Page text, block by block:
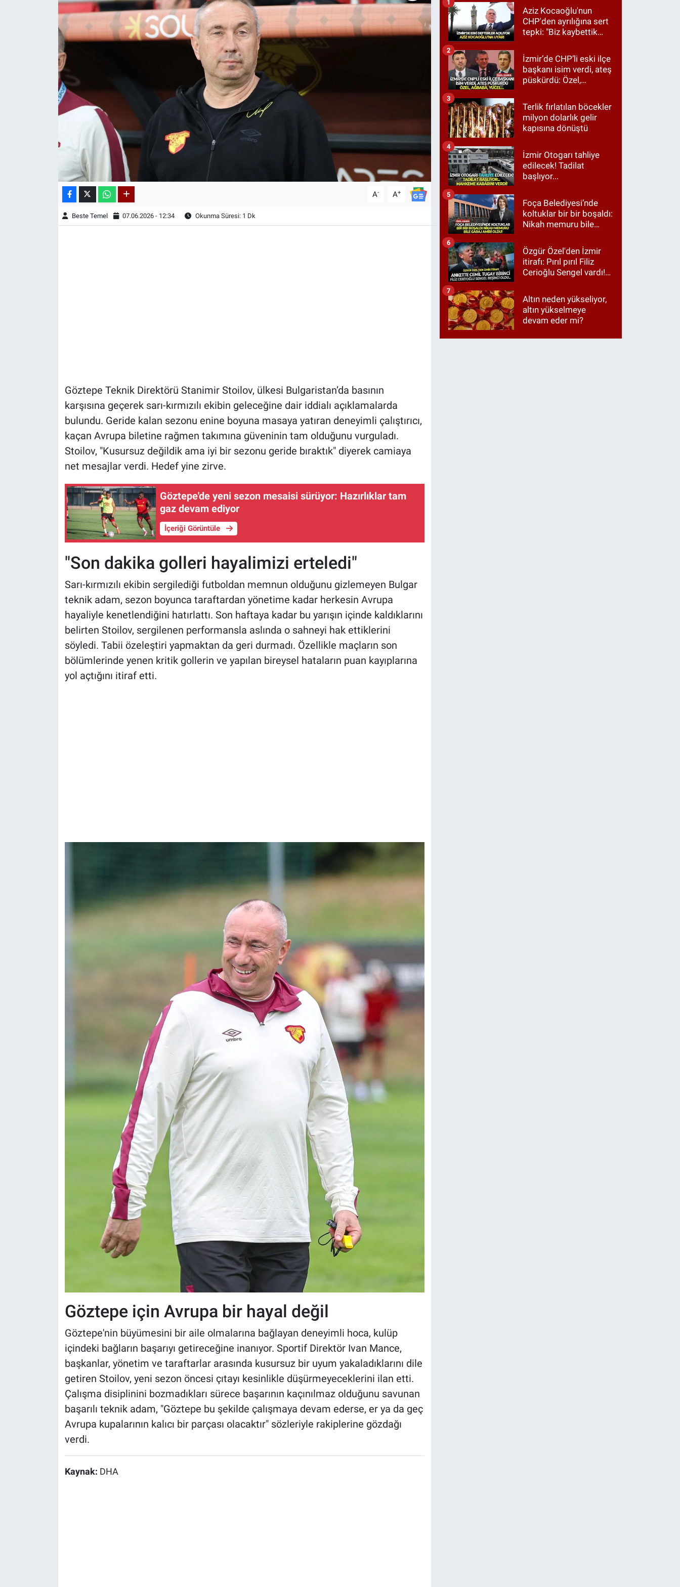
A- A+
Beste Temel 07.06.2026 - 12:34 Okunma Süresi: 1 Dk
Göztepe Teknik Direktörü Stanimir Stoilov, ülkesi Bulgaristan’da basının
karşısına geçerek sarı-kırmızılı ekibin geleceğine dair iddialı açıklamalarda
bulundu. Geride kalan sezonu enine boyuna masaya yatıran deneyimli çalıştırıcı,
kaçan Avrupa biletine rağmen takımına güveninin tam olduğunu vurguladı.
Stoilov, "Kusursuz değildik ama iyi bir sezonu geride bıraktık" diyerek camiaya
net mesajlar verdi. Hedef yine zirve.
Göztepe'de yeni sezon mesaisi sürüyor: Hazırlıklar tam
gaz devam ediyor
İçeriği Görüntüle
"Son dakika golleri hayalimizi erteledi"
Sarı-kırmızılı ekibin sergilediği futboldan memnun olduğunu gizlemeyen Bulgar
teknik adam, sezon boyunca taraftardan yönetime kadar herkesin Avrupa
hayaliyle kenetlendiğini hatırlattı. Son haftaya kadar bu yarışın içinde kaldıklarını
belirten Stoilov, sergilenen performansla aslında o sahneyi hak ettiklerini
söyledi. Tabii özeleştiri yapmaktan da geri durmadı. Özellikle maçların son
bölümlerinde yenen kritik gollerin ve yapılan bireysel hataların puan kayıplarına
yol açtığını itiraf etti.
Göztepe için Avrupa bir hayal değil
Göztepe'nin büyümesini bir aile olmalarına bağlayan deneyimli hoca, kulüp
içindeki bağların başarıyı getireceğine inanıyor. Sportif Direktör Ivan Mance,
başkanlar, yönetim ve taraftarlar arasında kusursuz bir uyum yakaladıklarını dile
getiren Stoilov, yeni sezon öncesi çıtayı kesinlikle düşürmeyeceklerini ilan etti.
Çalışma disiplinini bozmadıkları sürece başarının kaçınılmaz olduğunu savunan
başarılı teknik adam, "Göztepe bu şekilde çalışmaya devam ederse, er ya da geç
Avrupa kupalarının kalıcı bir parçası olacaktır" sözleriyle rakiplerine gözdağı
verdi.
Kaynak: DHA
Aziz Kocaoğlu'nun
CHP'den ayrılığına sert
tepki: "Biz kaybettik
etmedik"
1
İzmir’de CHP’li eski ilçe
başkanı isim verdi, ateş
püskürdü: Özel,
2
Terlik fırlatılan böcekler
milyon dolarlık gelir
kapısına dönüştü
3
İzmir Otogarı tahliye
edilecek! Tadilat
başlıyor...
4
Foça Belediyesi’nde
koltuklar bir bir boşaldı:
Nikah memuru bile
5
Özgür Özel'den İzmir
itirafı: Pırıl pırıl Filiz
Cerioğlu Sengel vardı!
Tugay birinci çıktı
6
Altın neden yükseliyor,
altın yükselmeye
devam eder mi?
7